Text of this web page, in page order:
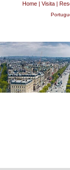
Home| Visita|